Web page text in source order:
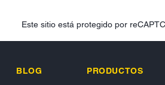
Este sitio está protegido por
BLOG PRODUCTOS